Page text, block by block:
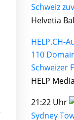
Schweiz
Helvetia
HELP.CH-
110
Schweizer
HELP
21:22 Uhr
Sydney